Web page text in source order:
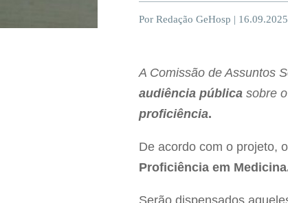
Por Redação GeHosp |
A Comissão de Assuntos
audiência pública sobre
proficiência.
De acordo com o projeto,
Proficiência em